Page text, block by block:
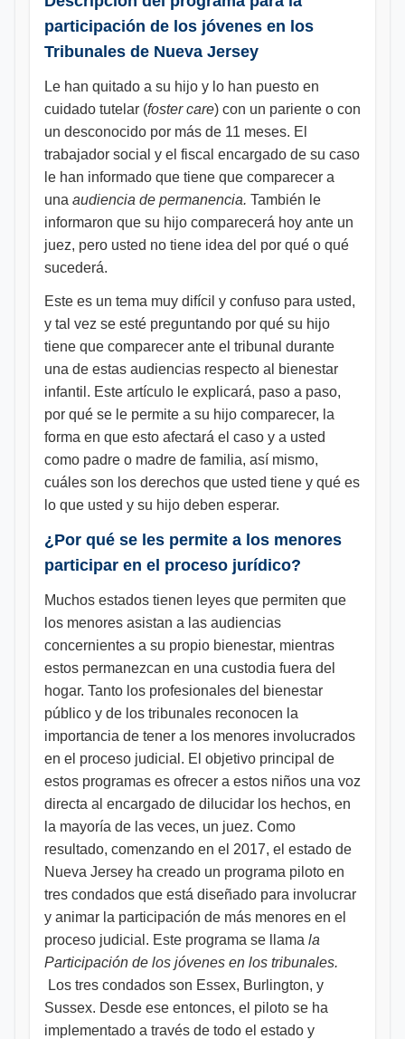
participación de los jóvenes en los
Tribunales de Nueva Jersey
Le han quitado a su hijo y lo han puesto en
cuidado tutelar (foster care) con un pariente o con
un desconocido por más de 11 meses. El
trabajador social y el fiscal encargado de su caso
le han informado que tiene que comparecer a
una audiencia de permanencia. También le
informaron que su hijo comparecerá hoy ante un
juez, pero usted no tiene idea del por qué o qué
sucederá.
Este es un tema muy difícil y confuso para usted,
y tal vez se esté preguntando por qué su hijo
tiene que comparecer ante el tribunal durante
una de estas audiencias respecto al bienestar
infantil. Este artículo le explicará, paso a paso,
por qué se le permite a su hijo comparecer, la
forma en que esto afectará el caso y a usted
como padre o madre de familia, así mismo,
cuáles son los derechos que usted tiene y qué es
lo que usted y su hijo deben esperar.
¿Por qué se les permite a los menores
participar en el proceso jurídico?
Muchos estados tienen leyes que permiten que
los menores asistan a las audiencias
concernientes a su propio bienestar, mientras
estos permanezcan en una custodia fuera del
hogar. Tanto los profesionales del bienestar
público y de los tribunales reconocen la
importancia de tener a los menores involucrados
en el proceso judicial. El objetivo principal de
estos programas es ofrecer a estos niños una voz
directa al encargado de dilucidar los hechos, en
la mayoría de las veces, un juez. Como
resultado, comenzando en el 2017, el estado de
Nueva Jersey ha creado un programa piloto en
tres condados que está diseñado para involucrar
y animar la participación de más menores en el
proceso judicial. Este programa se llama la
Participación de los jóvenes en los tribunales.
Los tres condados son Essex, Burlington, y
Sussex. Desde ese entonces, el piloto se ha
implementado a través de todo el estado y